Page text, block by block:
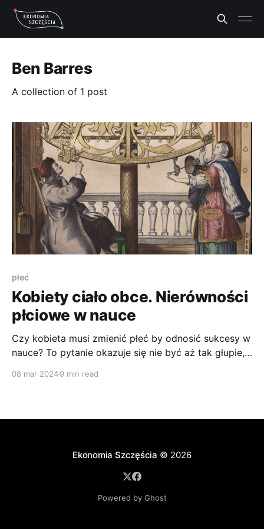
Ben Barres
A collection of 1 post
płeć
Kobiety ciało obce. Nierówności
płciowe w nauce
Czy kobieta musi zmienić płeć by odnosić sukcesy w
nauce? To pytanie okazuje się nie być aż tak głupie,
08 mar 20249 min read
Ekonomia Szczęścia © 2026
Powered by Ghost